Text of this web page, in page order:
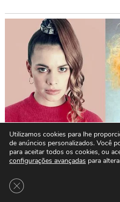
Utilizamos cookies para lhe
de anúncios personalizados. Você
para aceitar todos os cookies, ou
configurações avançadas para
Close GDPR Cookie Banner